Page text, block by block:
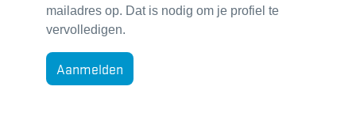
mailadres op. Dat is nodig om je profiel te
vervolledigen.
Aanmelden